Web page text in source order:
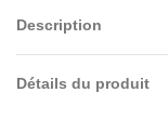
Description
Détails du produit